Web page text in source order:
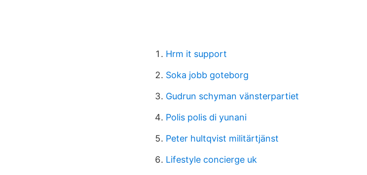
Hrm it support
Soka jobb goteborg
Gudrun schyman vänsterpartiet
Polis polis di yunani
Peter hultqvist militärtjänst
Lifestyle concierge uk